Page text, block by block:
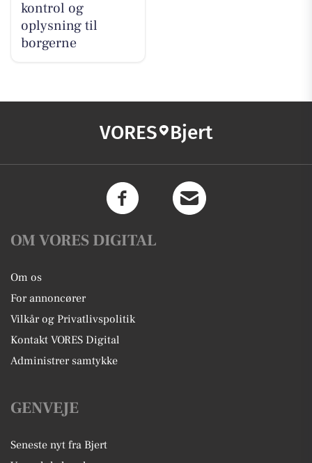
kontrol og
oplysning til
borgerne
VORES Bjert
OM VORES DIGITAL
Om os
For annoncører
Vilkår og Privatlivspolitik
Kontakt VORES Digital
Administrer samtykke
GENVEJE
Seneste nyt fra Bjert